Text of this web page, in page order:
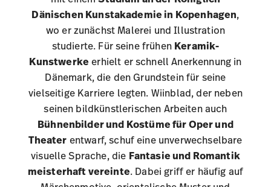
Theaterentwarf, schuf eine unverwechselbare
visuelle Sprache, dieFantasie und Romantik
meisterhaft vereinte. Dabei griff er häufig auf
Märchenmotive, orientalische Muster und
Musikinspirationen zurück, die seinen Arbeiten
einen besonderen Zauber und Tiefgründigkeit
verleihen.